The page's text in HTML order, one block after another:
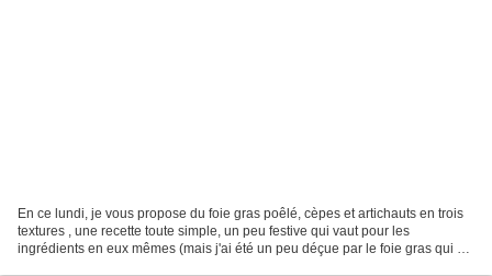
En ce lundi, je vous propose du foie gras poêlé, cèpes et artichauts en trois
textures , une recette toute simple, un peu festive qui vaut pour les
ingrédients en eux mêmes (mais j'ai été un peu déçue par le foie gras qui a